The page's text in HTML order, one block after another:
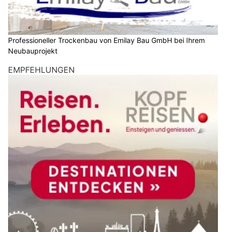
Professioneller Trockenbau von Emilay Bau GmbH bei Ihrem
Neubauprojekt
EMPFEHLUNGEN